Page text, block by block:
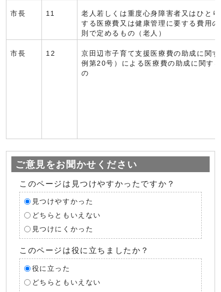
市長 11
老人若しくは重度心身障害者又はひと
する医療費又は健康管理に要する費用
則で定めるもの（老人）
市長 12
京田辺市子育て支援医療費の助成に関
例第20号）による医療費の助成に関す
の
ご意見をお聞かせください
このページは見つけやすかったですか？
見つけやすかった
どちらともいえない
見つけにくかった
このページは役に立ちましたか？
役に立った
どちらともいえない